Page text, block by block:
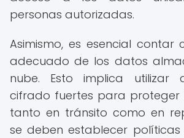
personas autorizadas.
Asimismo, es esencial contar
adecuado de los datos
nube. Esto implica utilizar
cifrado fuertes para proteger
tanto en tránsito como en
se deben establecer